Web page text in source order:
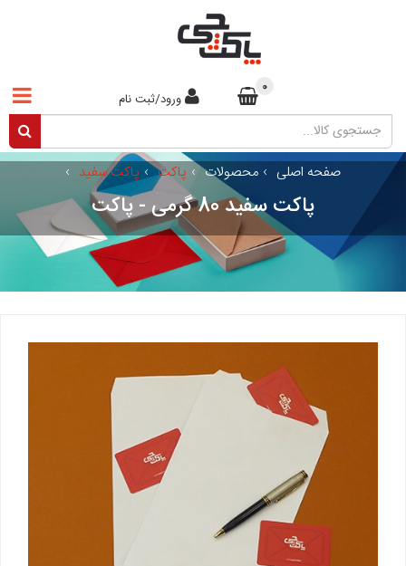
ورود/ثبت نام
0
صفحه اصلی › محصولات › پاکت › پاکت سفید ›
پاکت سفید 80 گرمی - پاکت